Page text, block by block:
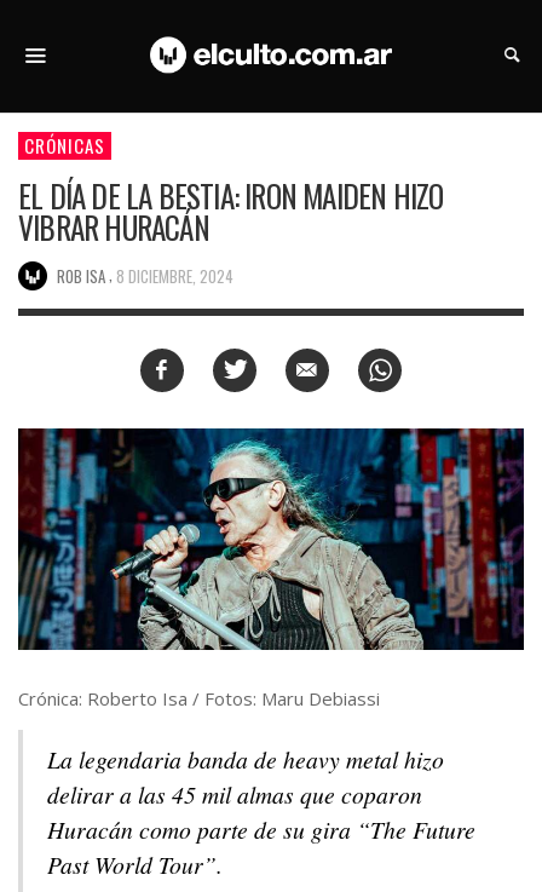
CRÓNICAS
EL DÍA DE LA BESTIA: IRON MAIDEN HIZO
VIBRAR HURACÁN
ROB ISA 8 DICIEMBRE, 2024
Crónica: Roberto Isa / Fotos: Maru Debiassi
La legendaria banda de heavy metal hizo
delirar a las 45 mil almas que coparon
Huracán como parte de su gira “The Future
Past World Tour”.